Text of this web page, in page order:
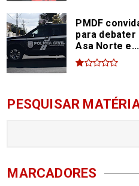
PMDF
para debater
Asa Norte e...
PESQUISAR
MARCADORES